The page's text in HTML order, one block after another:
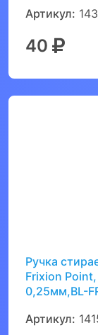
Артикул:
40
Ручка
Frixion
0,25мм,BL-
Артикул: